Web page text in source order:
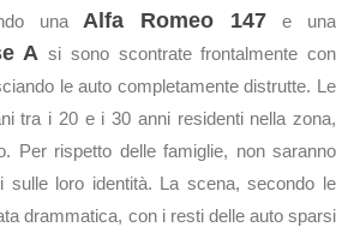
una Alfa Romeo 147 e una
A si sono scontrate frontalmente con
le auto completamente distrutte. Le
tra i 20 e i 30 anni residenti nella zona,
Per rispetto delle famiglie, non saranno
sulle loro identità. La scena, secondo le
drammatica, con i resti delle auto sparsi